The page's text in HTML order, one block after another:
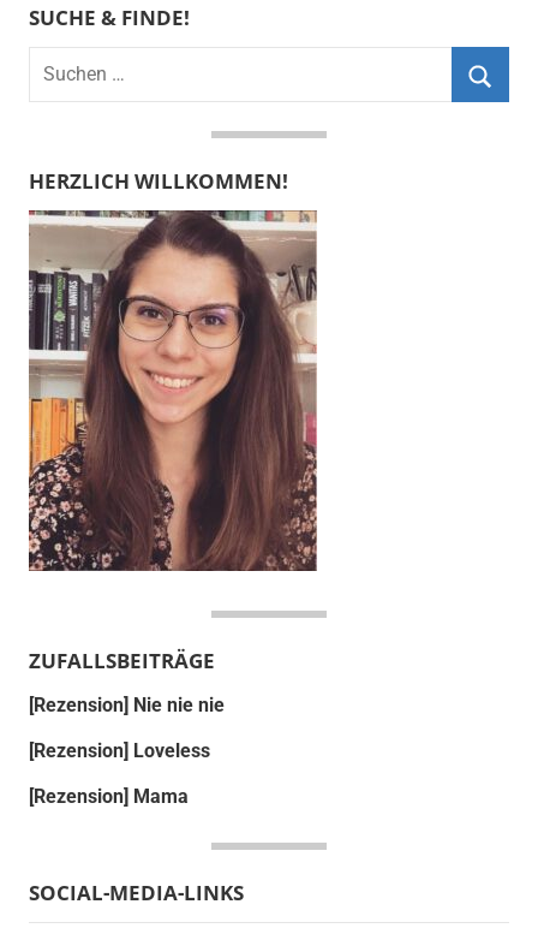
SUCHE & FINDE!
Suchen
HERZLICH WILLKOMMEN!
ZUFALLSBEITRÄGE
[Rezension] Nie nie nie
[Rezension] Loveless
[Rezension] Mama
SOCIAL-MEDIA-LINKS